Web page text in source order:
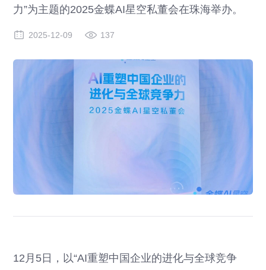
力”为主题的2025金蝶AI星空私董会在珠海举办。
2025-12-09 137
12月5日，以“AI重塑中国企业的进化与全球竞争